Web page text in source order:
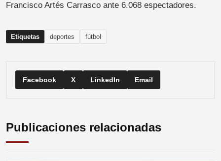
Francisco Artés Carrasco ante 6.068 espectadores.
Etiquetas deportes fútbol
Facebook X LinkedIn Email
Publicaciones relacionadas